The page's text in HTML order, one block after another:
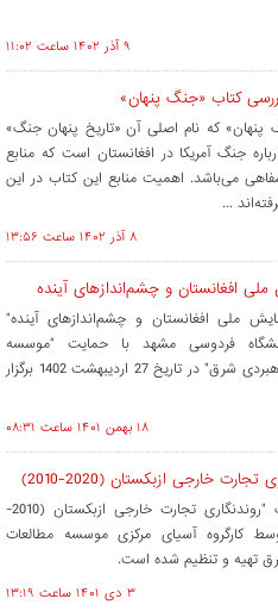
۹ آذر ۱۴۰۲ ساعت ۱۱:۰۲
کتاب «جنگ پنهان»
پنهان» که نام اصلی آن «تاریخ پنهان جنگ»
جنگ آمریکا در افغانستان است که منابع
می‌باشد. اهمیت منابع این کتاب در این
...
۸ آذر ۱۴۰۲ ساعت ۱۳:۵۶
افغانستان و چشم‌اندازهای آینده
ملی افغانستان و چشم‌اندازهای آینده"
فردوسی مشهد با حمایت "موسسه
مطالعات راهبردی شرق" در تاریخ 27 اردیبهشت 1402 برگزار
۱۸ بهمن ۱۴۰۱ ساعت ۰۸:۳۱
تجارت خارجی ازبکستان (2020-2010)
اینفوگرافیک "روندنگاری تجارت خارجی ازبکستان (2010-
توسط کارگروه آسیای مرکزی موسسه مطالعات
تهیه و تنظیم شده است.
۳ دی ۱۴۰۱ ساعت ۱۳:۱۹